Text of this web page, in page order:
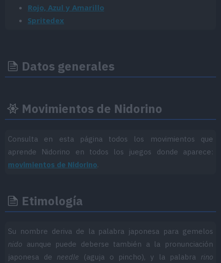
Rojo, Azul y Amarillo
Spritedex
Datos generales
Movimientos de Nidorino
Consulta en esta página todos los movimientos que
aprende Nidorino en todos los juegos donde aparece:
movimientos de Nidorino.
Etimología
Su nombre deriva de la palabra japonesa para gemelos
nido aunque puede deberse también a la pronunciación
japonesa de needle (aguja o pincho), y la palabra rino